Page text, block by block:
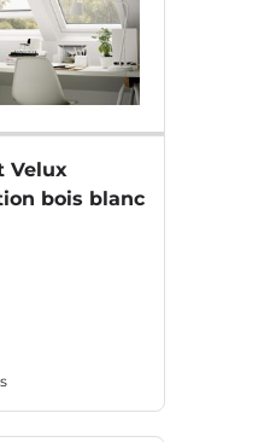
Velux
bois blanc